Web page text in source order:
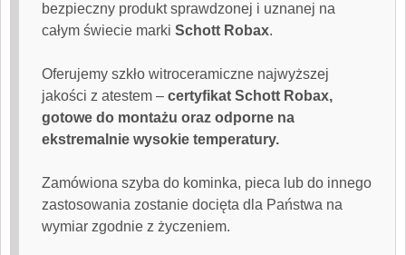
bezpieczny produkt sprawdzonej i uznanej na
całym świecie marki Schott Robax.
Oferujemy szkło witroceramiczne najwyższej
jakości z atestem – certyfikat Schott Robax,
gotowe do montażu oraz odporne na
ekstremalnie wysokie temperatury.
Zamówiona szyba do kominka, pieca lub do innego
zastosowania zostanie docięta dla Państwa na
wymiar zgodnie z życzeniem.